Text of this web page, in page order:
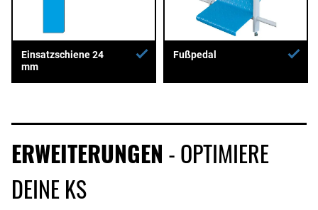
Einsatzschiene 24
mm
Fußpedal
ERWEITERUNGEN - OPTIMIERE
DEINE KS